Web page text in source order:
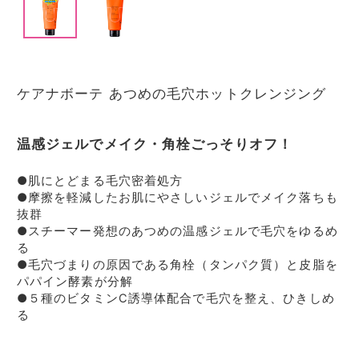
2
m
f
ケアナボーテ あつめの毛穴ホットクレンジング
温感ジェルでメイク・角栓ごっそりオフ！
●肌にとどまる毛穴密着処方
●摩擦を軽減したお肌にやさしいジェルでメイク落ちも
抜群
●スチーマー発想のあつめの温感ジェルで毛穴をゆるめ
る
●毛穴づまりの原因である角栓（タンパク質）と皮脂を
パパイン酵素が分解
●５種のビタミンC誘導体配合で毛穴を整え、ひきしめ
る